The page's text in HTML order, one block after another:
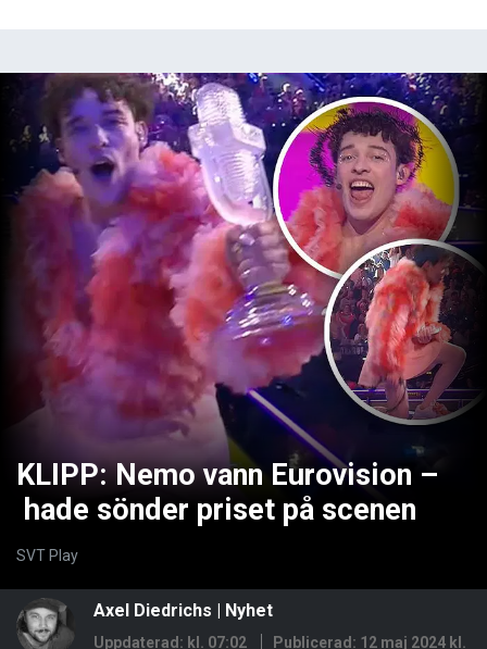
KLIPP: Nemo vann Eurovision –
hade sönder priset på scenen
SVT Play
Axel Diedrichs | Nyhet
Uppdaterad: kl. 07:02 Publicerad: 12 maj 2024 kl.